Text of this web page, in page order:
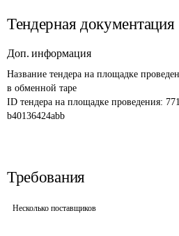
Тендерная документация
Доп. информация
Название тендера на площадке
в обменной таре
ID тендера на площадке проведения:
b40136424abb
Требования
Несколько поставщиков